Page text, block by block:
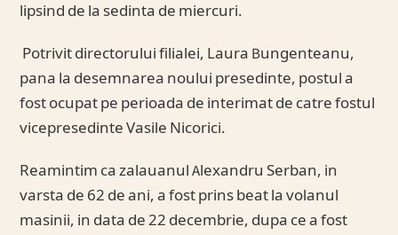
lipsind de la sedinta de miercuri.
Potrivit directorului filialei, Laura Bungenteanu,
pana la desemnarea noului presedinte, postul a
fost ocupat pe perioada de interimat de catre fostul
vicepresedinte Vasile Nicorici.
Reamintim ca zalauanul Alexandru Serban, in
varsta de 62 de ani, a fost prins beat la volanul
masinii, in data de 22 decembrie, dupa ce a fost